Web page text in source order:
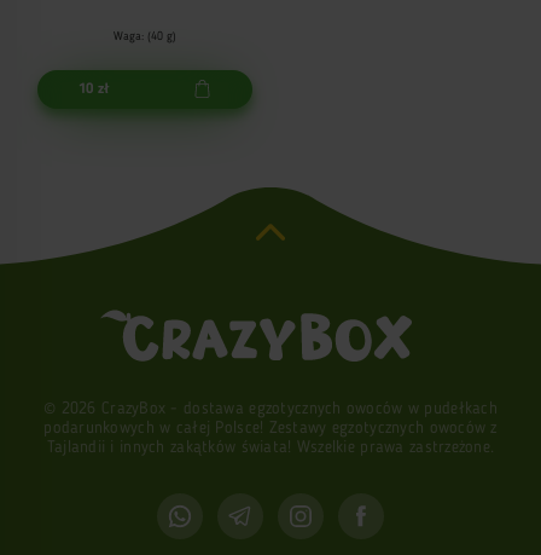
Waga: (40 g)
10 zł
© 2026 CrazyBox - dostawa egzotycznych owoców w pudełkach
podarunkowych w całej Polsce! Zestawy egzotycznych owoców z
Tajlandii i innych zakątków świata! Wszelkie prawa zastrzeżone.